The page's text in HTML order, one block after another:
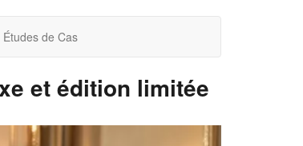
Études de Cas
et édition limitée